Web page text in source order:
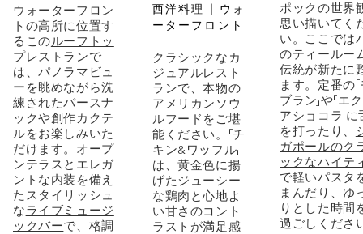
ウォーターフロン
トの高所に位置す
るこのルーフトッ
プレストラン で
は、パノラマビュ
ーを眺めながら洗
練されたバースナ
ックや創作カクテ
ルをお楽しみいた
だけます。オープ
ンテラスとエレガ
ントな内装を備え
たスタイリッシュ
な ライブミュージ
ックバーで、格調
西洋料理 | ウォ
ーターフロント
クラシックなカ
ジュアルレスト
ランで、本物の
アメリカンソウ
ルフードをご堪
能ください。「チ
キン&ワッフル」
は、黄金色に揚
げたジューシー
な鶏肉と心地よ
い甘さのコント
ラストが満足感
ポックの世界
思い描いてく
い。ここでは
のティールー
伝統が新たに
ます。定番の
ブラン」や「エ
アショコラ」に
を打ったり、
ガポールのク
ックなハイテ
で軽いパスタ
まんだり、ゆ
りとした時間
過ごしくださ